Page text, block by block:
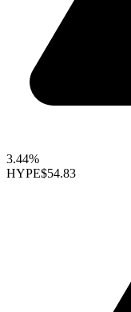
3.44%
HYPE$54.83